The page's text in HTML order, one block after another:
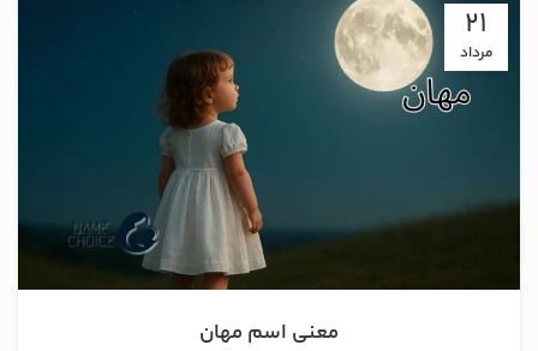
21
مرداد
معنی اسم مهان